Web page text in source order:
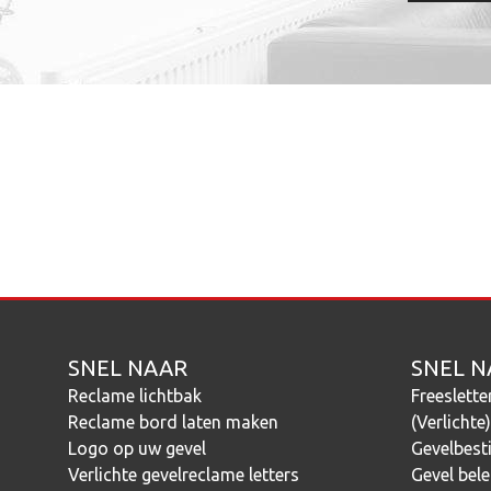
SNEL NAAR
Reclame lichtbak
Reclame bord laten maken
Logo op uw gevel
Verlichte gevelreclame letters
SNEL
Gevel